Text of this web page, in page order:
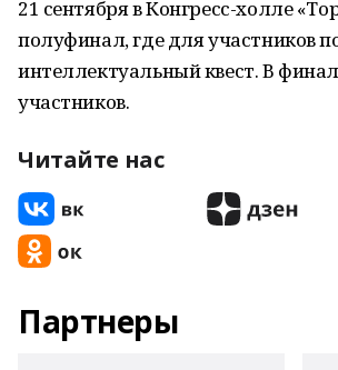
21 сентября в Конгресс-холле
полуфинал, где для участников
интеллектуальный квест. В
участников.
Читайте нас
Партнеры